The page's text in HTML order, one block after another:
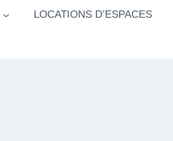
LOCATIONS D’ESPACES